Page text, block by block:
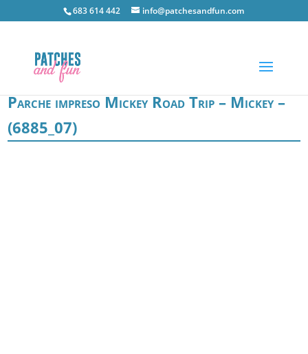
683 614 442 info@patchesandfun.com
Parche impreso Mickey Road Trip – Mickey –
(6885_07)